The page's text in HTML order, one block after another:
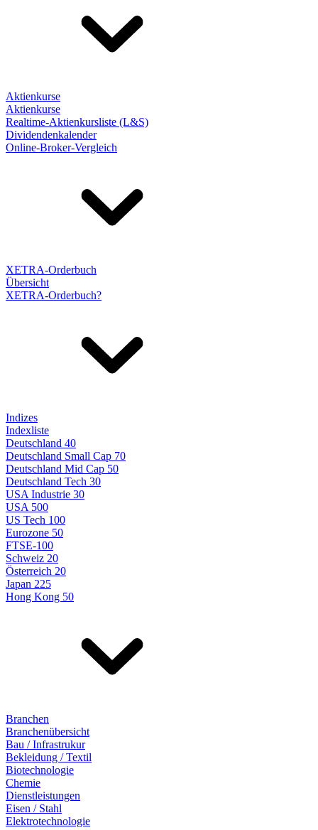
Aktienkurse
Aktienkurse
Realtime-Aktienkursliste (L&S)
Dividendenkalender
Online-Broker-Vergleich
XETRA-Orderbuch
Übersicht
XETRA-Orderbuch?
Indizes
Indexliste
Deutschland 40
Deutschland Small Cap 70
Deutschland Mid Cap 50
Deutschland Tech 30
USA Industrie 30
USA 500
US Tech 100
Eurozone 50
FTSE-100
Schweiz 20
Österreich 20
Japan 225
Hong Kong 50
Branchen
Branchenübersicht
Bau / Infrastrukur
Bekleidung / Textil
Biotechnologie
Chemie
Dienstleistungen
Eisen / Stahl
Elektrotechnologie